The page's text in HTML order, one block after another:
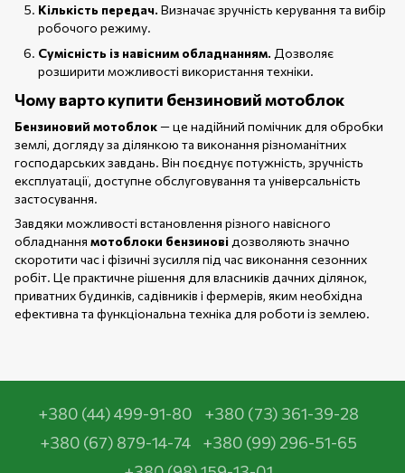
Кількість передач. Визначає зручність керування та вибір
робочого режиму.
Сумісність із навісним обладнанням. Дозволяє
розширити можливості використання техніки.
Чому варто купити бензиновий мотоблок
Бензиновий мотоблок— це надійний помічник для обробки
землі, догляду за ділянкою та виконання різноманітних
господарських завдань. Він поєднує потужність, зручність
експлуатації, доступне обслуговування та універсальність
застосування.
Завдяки можливості встановлення різного навісного
обладнання мотоблоки бензинові дозволяють значно
скоротити час і фізичні зусилля під час виконання сезонних
робіт. Це практичне рішення для власників дачних ділянок,
приватних будинків, садівників і фермерів, яким необхідна
ефективна та функціональна техніка для роботи із землею.
+380 (44) 499-91-80
+380 (73) 361-39-28
+380 (67) 879-14-74
+380 (99) 296-51-65